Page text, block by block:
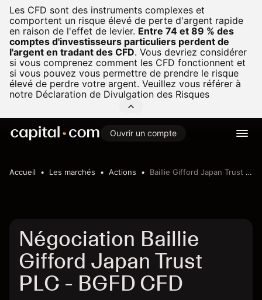
Les CFD sont des instruments complexes et
comportent un risque élevé de perte d'argent rapide
en raison de l'effet de levier. Entre 74 et 89 % des
comptes d'investisseurs particuliers perdent de
l'argent en tradant des CFD. Vous devriez considérer
si vous comprenez comment les CFD fonctionnent et
si vous pouvez vous permettre de prendre le risque
élevé de perdre votre argent. Veuillez vous référer à
notre Déclaration de Divulgation des Risques
Ouvrir un compte
Accueil Les marchés Actions Baillie Gifford Japan Trust PLC
Négociation Baillie
Gifford Japan Trust
PLC - BGFD CFD